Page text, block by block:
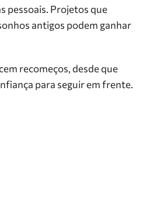
pessoais. Projetos que
antigos podem ganhar
recomeços, desde que
para seguir em frente.